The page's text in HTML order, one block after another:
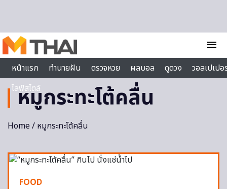
menu
หน้าแรก
ทำนายฝัน ตรวจหวย ผลบอล ดูดวง
วอลเปเป
ไลฟ์สไตล์
หมูกระทะโต้คลื่น
Home/ หมูกระทะโต้คลื่น
FOOD